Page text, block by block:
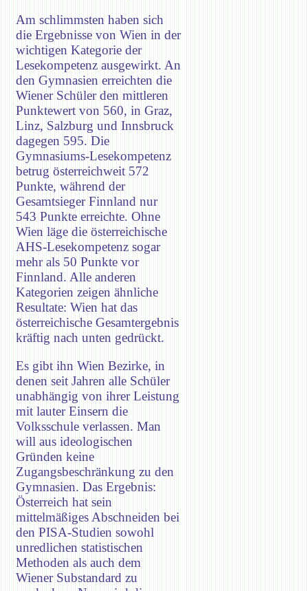
Am schlimmsten haben sich
die Ergebnisse von Wien in der
wichtigen Kategorie der
Lesekompetenz ausgewirkt. An
den Gymnasien erreichten die
Wiener Schüler den mittleren
Punktewert von 560, in Graz,
Linz, Salzburg und Innsbruck
dagegen 595. Die
Gymnasiums-Lesekompetenz
betrug österreichweit 572
Punkte, während der
Gesamtsieger Finnland nur
543 Punkte erreichte. Ohne
Wien läge die österreichische
AHS-Lesekompetenz sogar
mehr als 50 Punkte vor
Finnland. Alle anderen
Kategorien zeigen ähnliche
Resultate: Wien hat das
österreichische Gesamtergebnis
kräftig nach unten gedrückt.
Es gibt ihn Wien Bezirke, in
denen seit Jahren alle Schüler
unabhängig von ihrer Leistung
mit lauter Einsern die
Volksschule verlassen. Man
will aus ideologischen
Gründen keine
Zugangsbeschränkung zu den
Gymnasien. Das Ergebnis:
Österreich hat sein
mittelmäßiges Abschneiden bei
den PISA-Studien sowohl
unredlichen statistischen
Methoden als auch dem
Wiener Substandard zu